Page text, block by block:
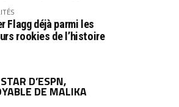
Flagg déjà parmi les
rookies de l’histoire
D’ESPN,
DE MALIKA